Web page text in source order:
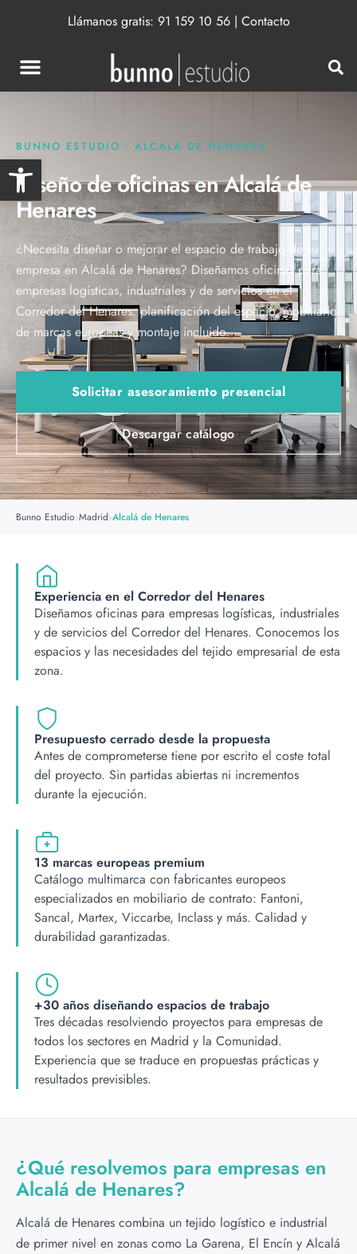
Abrir barra de herramientas
Llámanos gratis: 91 159 10 56| Contacto
BUNNO ESTUDIO · ALCALÁ DE HENARES
Diseño de oficinas en Alcalá de
Henares
¿Necesita diseñar o mejorar el espacio de trabajo de su
empresa en Alcalá de Henares? Diseñamos oficinas para
empresas logísticas, industriales y de servicios en el
Corredor del Henares: planificación del espacio, mobiliario
de marcas europeas y montaje incluido.
Solicitar asesoramiento presencial
Descargar catálogo
Bunno Estudio›Madrid›Alcalá de Henares
Experiencia en el Corredor del Henares
Diseñamos oficinas para empresas logísticas, industriales
y de servicios del Corredor del Henares. Conocemos los
espacios y las necesidades del tejido empresarial de esta
zona.
Presupuesto cerrado desde la propuesta
Antes de comprometerse tiene por escrito el coste total
del proyecto. Sin partidas abiertas ni incrementos
durante la ejecución.
13 marcas europeas premium
Catálogo multimarca con fabricantes europeos
especializados en mobiliario de contrato: Fantoni,
Sancal, Martex, Viccarbe, Inclass y más. Calidad y
durabilidad garantizadas.
+30 años diseñando espacios de trabajo
Tres décadas resolviendo proyectos para empresas de
todos los sectores en Madrid y la Comunidad.
Experiencia que se traduce en propuestas prácticas y
resultados previsibles.
¿Qué resolvemos para empresas en
Alcalá de Henares?
Alcalá de Henares combina un tejido logístico e industrial
de primer nivel en zonas como La Garena, El Encín y Alcalá